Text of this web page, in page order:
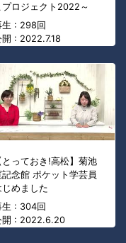
プロジェクト2022～
生 : 298回
開 : 2022.7.18
とっておき!高松】菊池
記念館 ポケット学芸員
じめました
生 : 304回
開 : 2022.6.20